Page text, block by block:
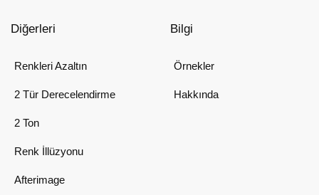
Diğerleri
Renkleri Azaltın
2 Tür Derecelendirme
2 Ton
Renk İllüzyonu
Afterimage
Bilgi
Örnekler
Hakkında